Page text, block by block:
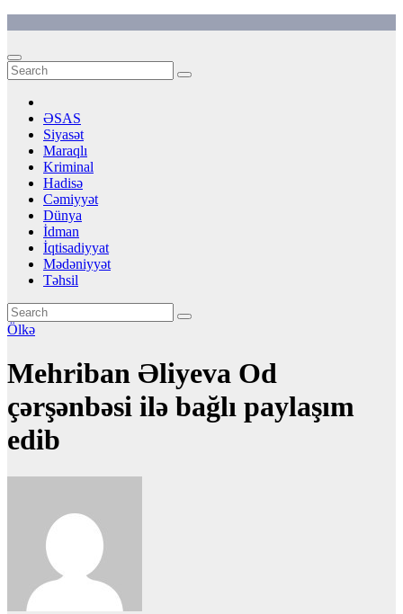
content
ƏSAS
Siyasət
Maraqlı
Kriminal
Hadisə
Cəmiyyət
Dünya
İdman
İqtisadiyyat
Mədəniyyət
Təhsil
Ölkə
Mehriban Əliyeva Od
çərşənbəsi ilə bağlı paylaşım
edib